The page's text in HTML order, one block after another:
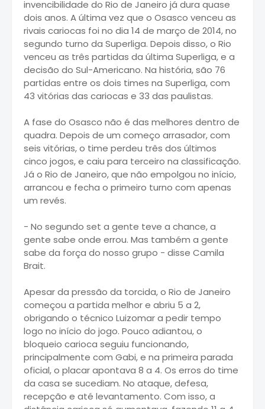
invencibilidade do Rio de Janeiro já dura quase
dois anos. A última vez que o Osasco venceu as
rivais cariocas foi no dia 14 de março de 2014, no
segundo turno da Superliga. Depois disso, o Rio
venceu as três partidas da última Superliga, e a
decisão do Sul-Americano. Na história, são 76
partidas entre os dois times na Superliga, com
43 vitórias das cariocas e 33 das paulistas.
A fase do Osasco não é das melhores dentro de
quadra. Depois de um começo arrasador, com
seis vitórias, o time perdeu três dos últimos
cinco jogos, e caiu para terceiro na classificação.
Já o Rio de Janeiro, que não empolgou no início,
arrancou e fecha o primeiro turno com apenas
um revés.
- No segundo set a gente teve a chance, a
gente sabe onde errou. Mas também a gente
sabe da força do nosso grupo - disse Camila
Brait.
Apesar da pressão da torcida, o Rio de Janeiro
começou a partida melhor e abriu 5 a 2,
obrigando o técnico Luizomar a pedir tempo
logo no início do jogo. Pouco adiantou, o
bloqueio carioca seguiu funcionando,
principalmente com Gabi, e na primeira parada
oficial, o placar apontava 8 a 4. Os erros do time
da casa se sucediam. No ataque, defesa,
recepção e até levantamento. Com isso, a